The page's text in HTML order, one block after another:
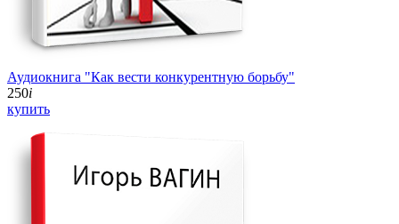
Аудиокнига "Как вести конкурентную борьбу"
250i
купить